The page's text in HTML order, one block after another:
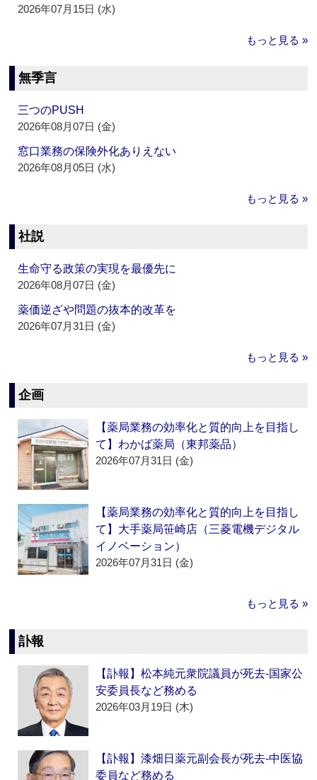
2026年07月15日 (水)
もっと見る »
無季言
三つのPUSH
2026年08月07日 (金)
窓口業務の保険外化ありえない
2026年08月05日 (水)
もっと見る »
社説
生命守る政策の実現を最優先に
2026年08月07日 (金)
薬価逆ざや問題の抜本的改革を
2026年07月31日 (金)
もっと見る »
企画
【薬局業務の効率化と質的向上を目指し
て】わかば薬局（東邦薬品）
2026年07月31日 (金)
【薬局業務の効率化と質的向上を目指し
て】大手薬局笹崎店（三菱電機デジタル
イノベーション）
2026年07月31日 (金)
もっと見る »
訃報
【訃報】松本純元衆院議員が死去‐国家公
安委員長など務める
2026年03月19日 (木)
【訃報】漆畑日薬元副会長が死去‐中医協
委員など務める